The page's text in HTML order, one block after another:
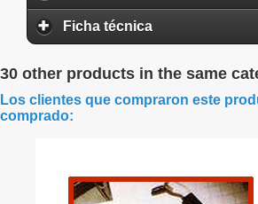
Ficha técnica
30 other products in the same
Los clientes que compraron este
comprado: